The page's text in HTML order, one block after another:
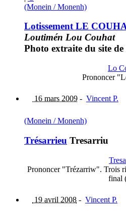
(Monein / Monenh)
Lotissement LE
Loutimén Lou Couhat
Photo extraite du site
Lo
Prononcer
16 mars 2009 - Vincent P.
(Monein / Monenh)
Trésarrieu Tresarriu
Prononcer "Trézarriw". Trois
final
19 avril 2008 - Vincent P.